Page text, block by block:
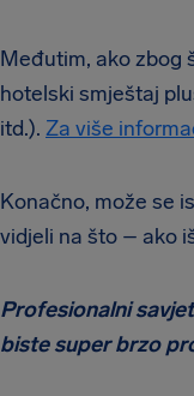
Međutim, ako zbog
hotelski smještaj
itd.). Za više
Konačno, može se
vidjeli na što – ako
Profesionalni
biste super brzo